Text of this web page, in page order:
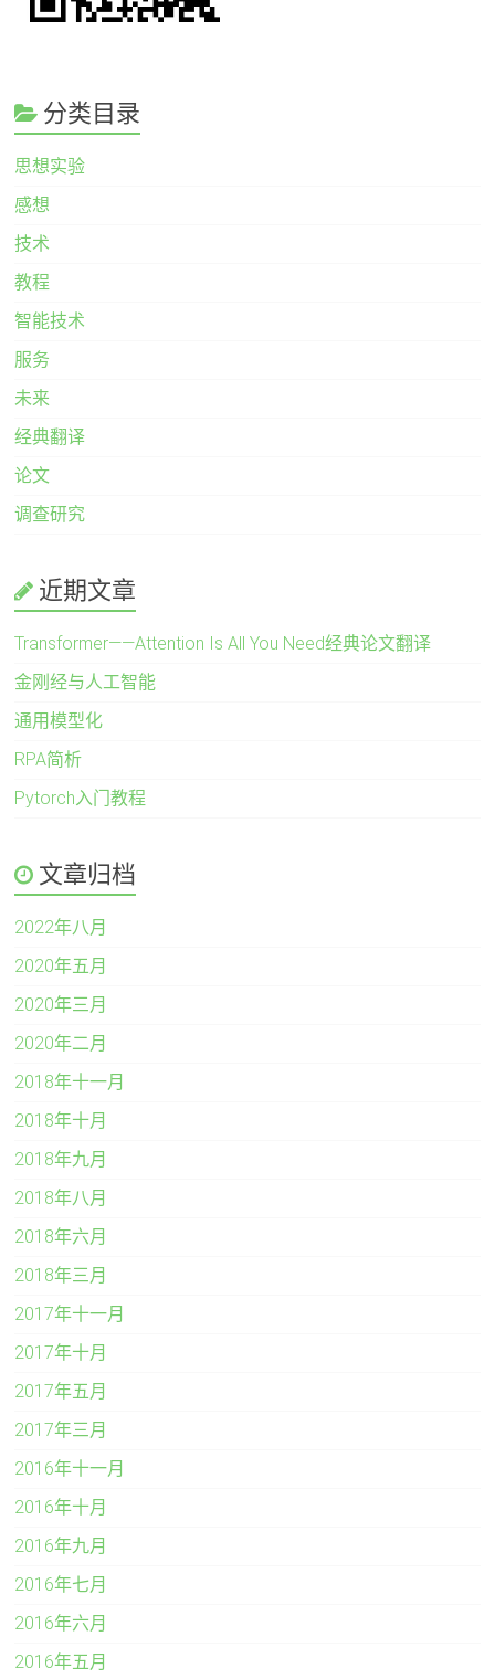
分类目录
思想实验
感想
技术
教程
智能技术
服务
未来
经典翻译
论文
调查研究
近期文章
Transformer——Attention Is All You Need经典论文翻译
金刚经与人工智能
通用模型化
RPA简析
Pytorch入门教程
文章归档
2022年八月
2020年五月
2020年三月
2020年二月
2018年十一月
2018年十月
2018年九月
2018年八月
2018年六月
2018年三月
2017年十一月
2017年十月
2017年五月
2017年三月
2016年十一月
2016年十月
2016年九月
2016年七月
2016年六月
2016年五月